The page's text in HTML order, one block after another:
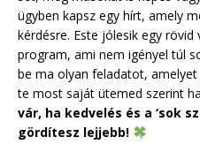
ügyben kapsz egy hírt, amely
kérdésre. Este jólesik egy rövid
program, ami nem igényel túl
be ma olyan feladatot,
te most saját ütemed szerint
vár, ha kedvelés és a ‘sok
gördítesz lejjebb!